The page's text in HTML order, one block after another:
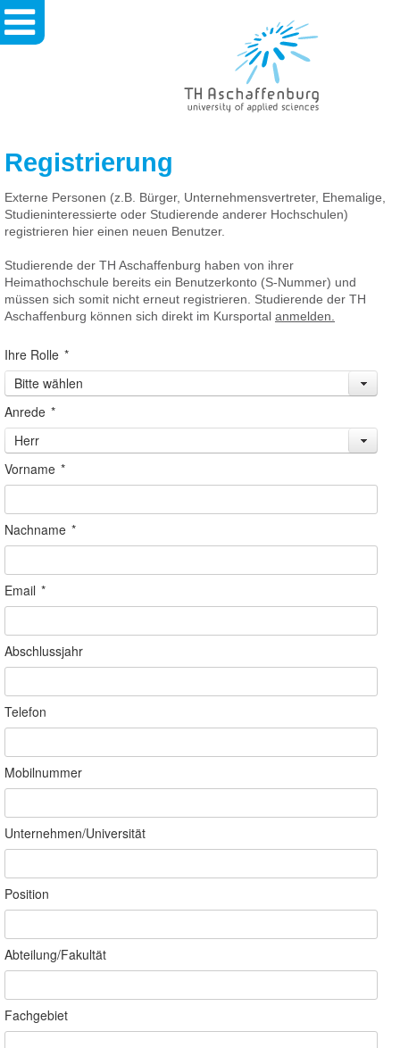
Aschaffenburg
Of
Applied
Registrierung
Externe Personen (z.B. Bürger, Unternehmensvertreter, Ehemalige,
Studieninteressierte oder Studierende anderer Hochschulen)
registrieren hier einen neuen Benutzer.
Studierende der TH Aschaffenburg haben von ihrer
Heimathochschule bereits ein Benutzerkonto (S-Nummer) und
müssen sich somit nicht erneut registrieren. Studierende der TH
Aschaffenburg können sich direkt im Kursportal anmelden.
Ihre Rolle *
Bitte wählen
Anrede *
Herr
Vorname *
Nachname *
Email *
Abschlussjahr
Telefon
Mobilnummer
Unternehmen/Universität
Position
Abteilung/Fakultät
Fachgebiet